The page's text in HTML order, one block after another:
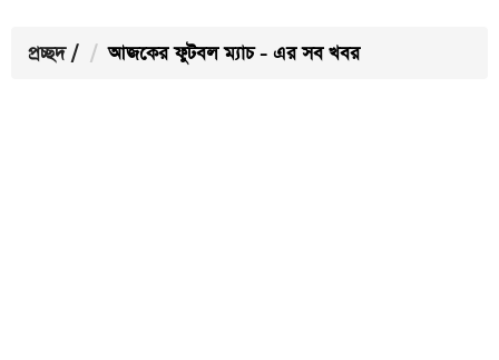
প্রচ্ছদ / আজকের ফুটবল ম্যাচ - এর সব খবর